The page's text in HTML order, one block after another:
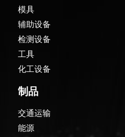
模具
辅助设备
检测设备
工具
化工设备
制品
交通运输
能源